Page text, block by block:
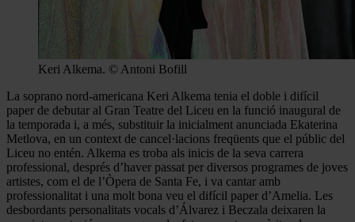
Keri Alkema. © Antoni Bofill
La soprano nord-americana Keri Alkema tenia el doble i difícil
paper de debutar al Gran Teatre del Liceu en la funció inaugural de
la temporada i, a més, substituir la inicialment anunciada Ekaterina
Metlova, en un context de cancel·lacions freqüents que el públic del
Liceu no entén. Alkema es troba als inicis de la seva carrera
professional, després d’haver passat per diversos programes de joves
artistes, com el de l’Òpera de Santa Fe, i va cantar amb
professionalitat i una molt bona veu el difícil paper d’Amelia. Les
desbordants personalitats vocals d’Álvarez i Beczala deixaren la